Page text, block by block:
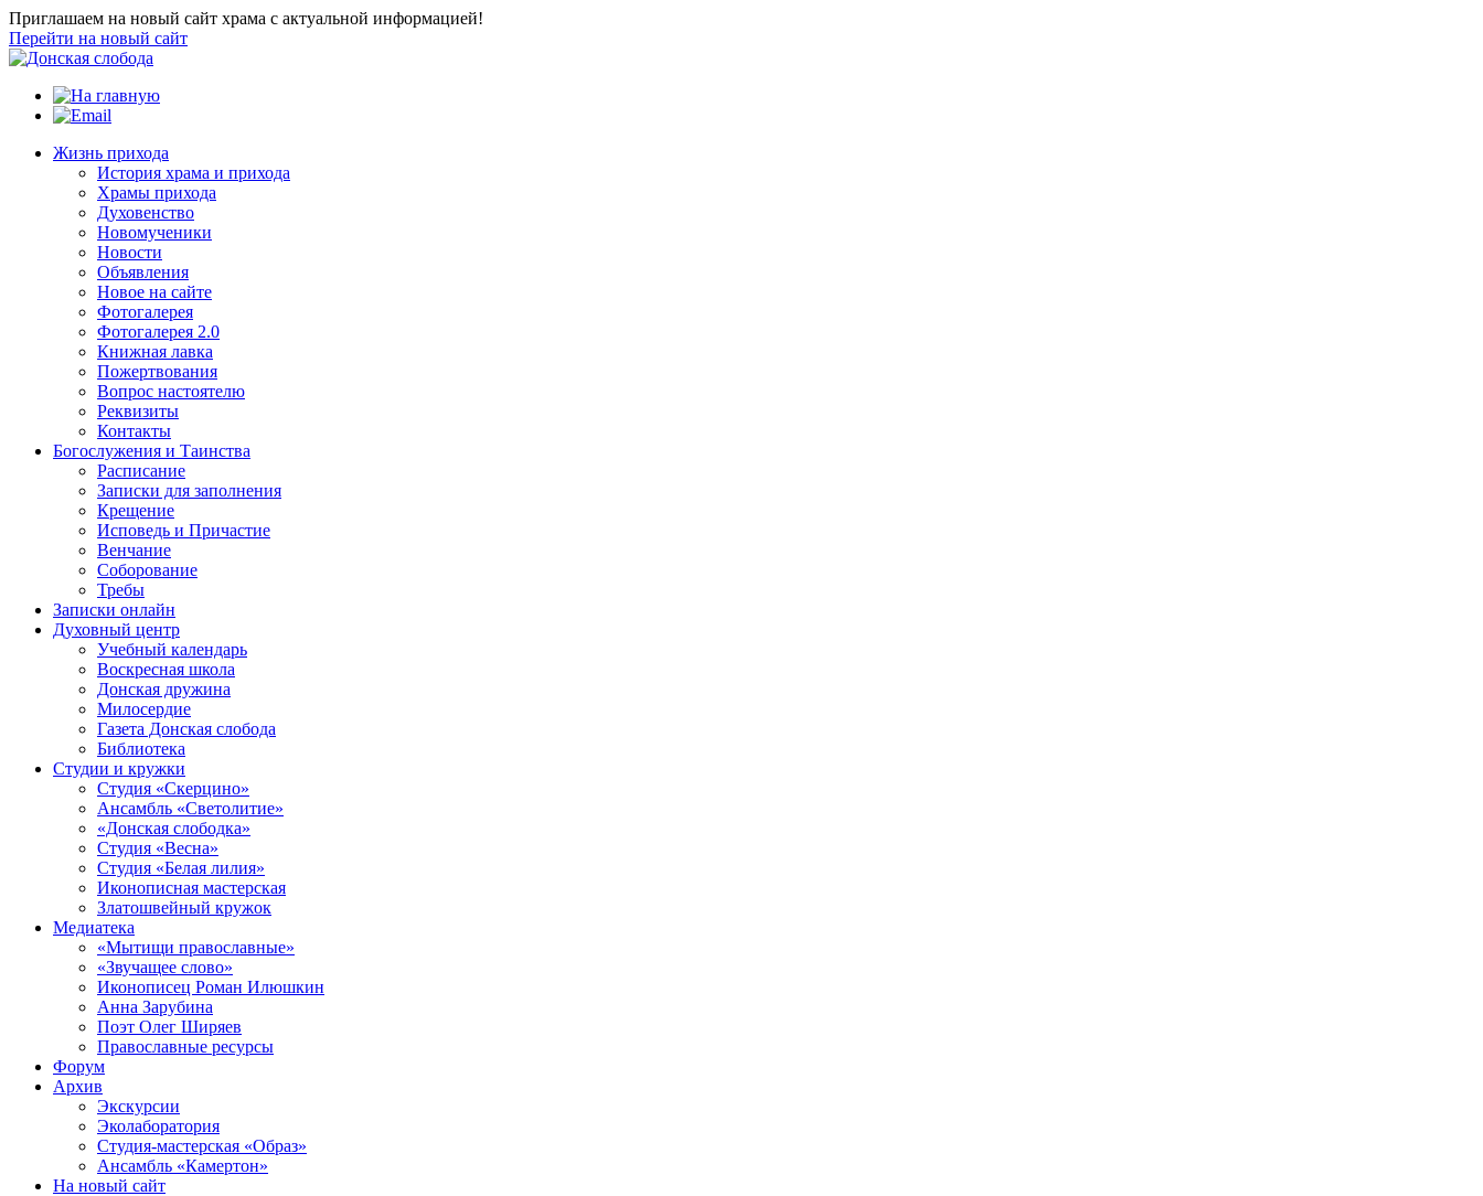
Приглашаем на новый сайт храма с актуальной информацией!
Перейти на новый сайт
Жизнь прихода
История храма и прихода
Храмы прихода
Духовенство
Новомученики
Новости
Объявления
Новое на сайте
Фотогалерея
Фотогалерея 2.0
Книжная лавка
Пожертвования
Вопрос настоятелю
Реквизиты
Контакты
Богослужения и Таинства
Расписание
Записки для заполнения
Крещение
Исповедь и Причастие
Венчание
Соборование
Требы
Записки онлайн
Духовный центр
Учебный календарь
Воскресная школа
Донская дружина
Милосердие
Газета Донская слобода
Библиотека
Студии и кружки
Студия «Скерцино»
Ансамбль «Светолитие»
«Донская слободка»
Студия «Весна»
Студия «Белая лилия»
Иконописная мастерская
Златошвейный кружок
Медиатека
«Мытищи православные»
«Звучащее слово»
Иконописец Роман Илюшкин
Анна Зарубина
Поэт Олег Ширяев
Православные ресурсы
Форум
Архив
Экскурсии
Эколаборатория
Студия-мастерская «Образ»
Ансамбль «Камертон»
На новый сайт